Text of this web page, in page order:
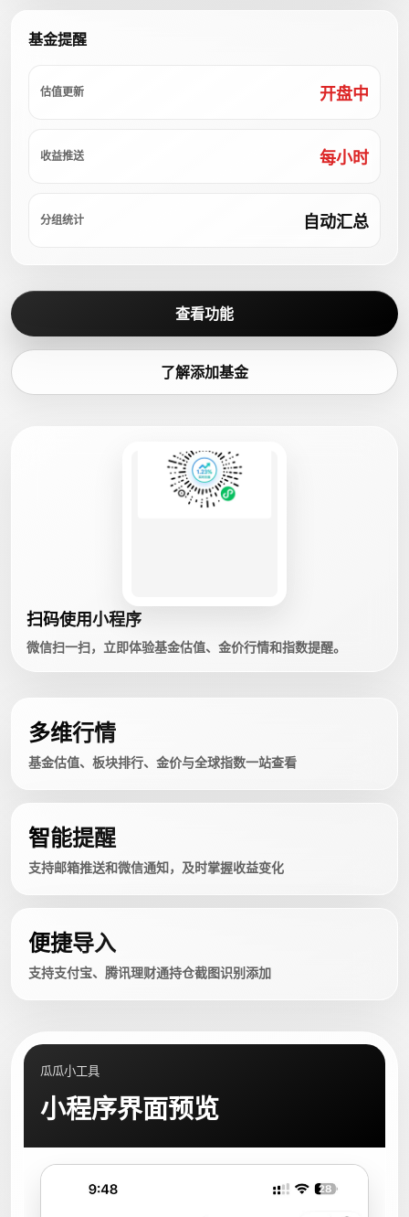
基金提醒
估值更新 开盘中
收益推送 每小时
分组统计 自动汇总
查看功能
了解添加基金
扫码使用小程序
微信扫一扫，立即体验基金估值、金价行情和指数提醒。
多维行情
基金估值、板块排行、金价与全球指数一站查看
智能提醒
支持邮箱推送和微信通知，及时掌握收益变化
便捷导入
支持支付宝、腾讯理财通持仓截图识别添加
瓜瓜小工具
小程序界面预览